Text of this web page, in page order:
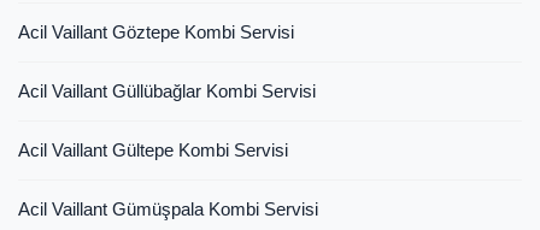
Acil Vaillant Göztepe Kombi Servisi
Acil Vaillant Güllübağlar Kombi Servisi
Acil Vaillant Gültepe Kombi Servisi
Acil Vaillant Gümüşpala Kombi Servisi